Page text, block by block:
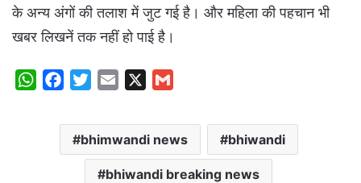
के अन्य अंगों की तलाश में जुट गई है। और महिला की पहचान भी
खबर लिखनें तक नहीं हो पाई है।
W
c
i
t
t
a
i
l
a
i
l
bhimwandi news bhiwandi
bhiwandi breaking news